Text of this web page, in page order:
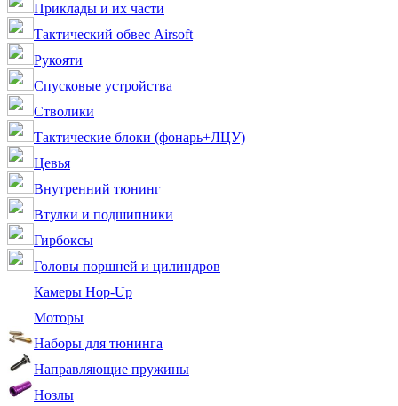
Приклады и их части
Тактический обвес Airsoft
Рукояти
Спусковые устройства
Стволики
Тактические блоки (фонарь+ЛЦУ)
Цевья
Внутренний тюнинг
Втулки и подшипники
Гирбоксы
Головы поршней и цилиндров
Камеры Hop-Up
Моторы
Наборы для тюнинга
Направляющие пружины
Нозлы